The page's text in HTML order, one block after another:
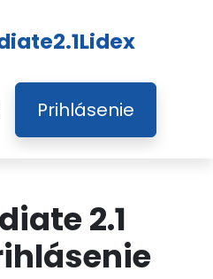
Prihlásenie
2.1